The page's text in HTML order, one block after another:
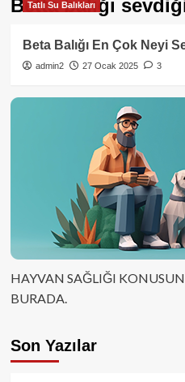
Betta balığı
Tatlı Su Balıkları
Beta Balığı En Çok Neyi
admin2 27 Ocak 2025 3
HAYVAN SAĞLIĞI
BURADA.
Son Yazılar